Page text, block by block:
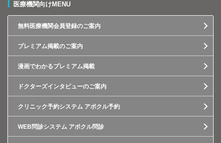
医療機関向けMENU
無料医療機関会員登録のご案内
プレミアム掲載のご案内
漫画でわかるプレミアム掲載
ドクターズインタビューのご案内
クリニック予約システム アポクル予約
WEB問診システム アポクル問診